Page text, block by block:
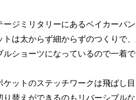
ージミリタリーにあるベイカーパ
トは太からず細からずのつくりで
ルショーツになっているので一着
ケットのステッチワークは飛ばし
り替えができるのもリバーシブル